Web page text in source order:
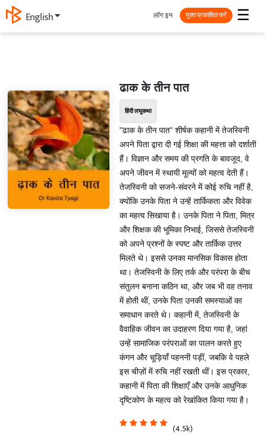
ગુજરાતી ☰
लॉग इन मुक्त प्रकाशित करें
ढाक के तीन पात
हिंदी लघुकथा
"ढाक के तीन पात" शीर्षक कहानी में तेजस्विनी
अपने पिता द्वारा दी गई शिक्षा की महत्ता को दर्शाती
हैं। विज्ञान और समय की प्रगति के बावजूद, वे
अपने जीवन में स्थायी मूल्यों को महत्व देती हैं।
तेजस्विनी को सजने-संवरने में कोई रुचि नहीं है,
क्योंकि उनके पिता ने उन्हें तार्किकता और विवेक
का महत्व सिखाया है। उनके पिता ने पिता, मित्र
और शिक्षक की भूमिका निभाई, जिससे तेजस्विनी
को अपने प्रश्नों के स्पष्ट और तार्किक उत्तर
मिलते थे। इससे उनका मानसिक विकास होता
था। तेजस्विनी के लिए तर्क और परंपरा के बीच
संतुलन बनाना कठिन था, और जब भी वह तनाव
में होती थीं, उनके पिता उनकी समस्याओं का
समाधान करते थे। कहानी में, तेजस्विनी के
वैवाहिक जीवन का उदाहरण दिया गया है, जहां
उन्हें सामाजिक परंपराओं का पालन करते हुए
कंगन और चूड़ियाँ पहननी पड़ीं, जबकि वे पहले
इस चीज़ों में रुचि नहीं रखती थीं। इस प्रकार,
कहानी में पिता की शिक्षाएँ और उनके आधुनिक
दृष्टिकोण के महत्व को रेखांकित किया गया है।
(4.5k)